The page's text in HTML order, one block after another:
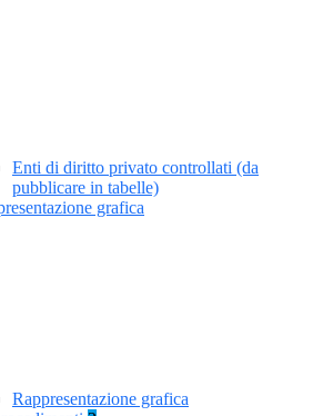
Enti di diritto privato controllati (da
pubblicare in tabelle)
grafica
Rappresentazione grafica